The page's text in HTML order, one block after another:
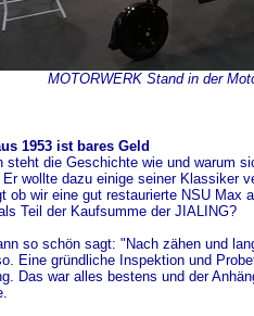
MOTORWERK Stand in der
1953 ist bares Geld
steht die Geschichte wie und warum
wollte dazu einige seiner Klassiker
ob wir eine gut restaurierte NSU Max
Teil der Kaufsumme der JIALING?
so schön sagt: "Nach zähen und
Eine gründliche Inspektion und
Das war alles bestens und der